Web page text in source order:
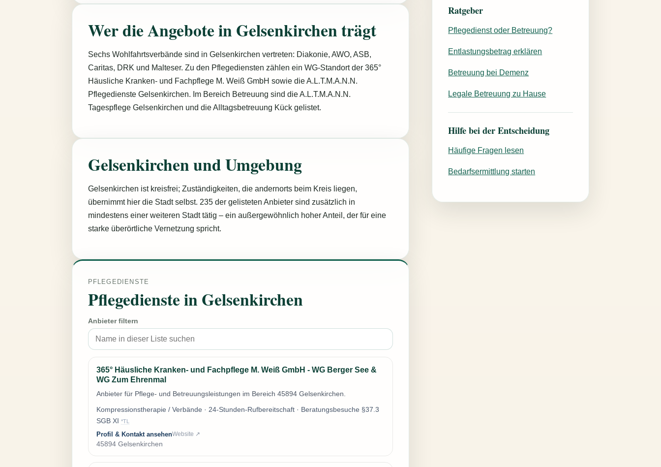
Wer die Angebote in Gelsenkirchen trägt
Sechs Wohlfahrtsverbände sind in Gelsenkirchen vertreten: Diakonie, AWO, ASB,
Caritas, DRK und Malteser. Zu den Pflegediensten zählen ein WG-Standort der 365°
Häusliche Kranken- und Fachpflege M. Weiß GmbH sowie die A.L.T.M.A.N.N.
Pflegedienste Gelsenkirchen. Im Bereich Betreuung sind die A.L.T.M.A.N.N.
Tagespflege Gelsenkirchen und die Alltagsbetreuung Kück gelistet.
Gelsenkirchen und Umgebung
Gelsenkirchen ist kreisfrei; Zuständigkeiten, die andernorts beim Kreis liegen,
übernimmt hier die Stadt selbst. 235 der gelisteten Anbieter sind zusätzlich in
mindestens einer weiteren Stadt tätig – ein außergewöhnlich hoher Anteil, der für eine
starke überörtliche Vernetzung spricht.
PFLEGEDIENSTE
Pflegedienste in Gelsenkirchen
Anbieter filtern
365° Häusliche Kranken- und Fachpflege M. Weiß GmbH - WG Berger See &
WG Zum Ehrenmal
Anbieter für Pflege- und Betreuungsleistungen im Bereich 45894 Gelsenkirchen.
Kompressionstherapie / Verbände · 24-Stunden-Rufbereitschaft · Beratungsbesuche §37.3
SGB XI *TL
Profil & Kontakt ansehenWebsite ↗
45894 Gelsenkirchen
Ratgeber
Pflegedienst oder Betreuung?
Entlastungsbetrag erklären
Betreuung bei Demenz
Legale Betreuung zu Hause
Hilfe bei der Entscheidung
Häufige Fragen lesen
Bedarfsermittlung starten